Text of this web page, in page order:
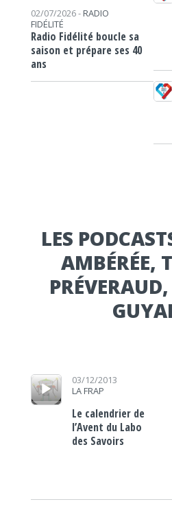
02/07/2026 - RADIO
FIDÉLITÉ
Radio Fidélité boucle sa
saison et prépare ses 40
ans
LES
AMBÉRÉE,
Lecteur audio
03/12/2013
LA FRAP
Le calendrier de
l’Avent du Labo
des Savoirs